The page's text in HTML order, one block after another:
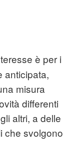
è per i
anticipata,
misura
differenti
altri, a delle
che svolgono